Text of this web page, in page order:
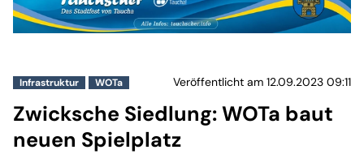
Infrastruktur WOTa Veröffentlicht am 12.09.2023 09:11
Zwicksche Siedlung: WOTa baut
neuen Spielplatz